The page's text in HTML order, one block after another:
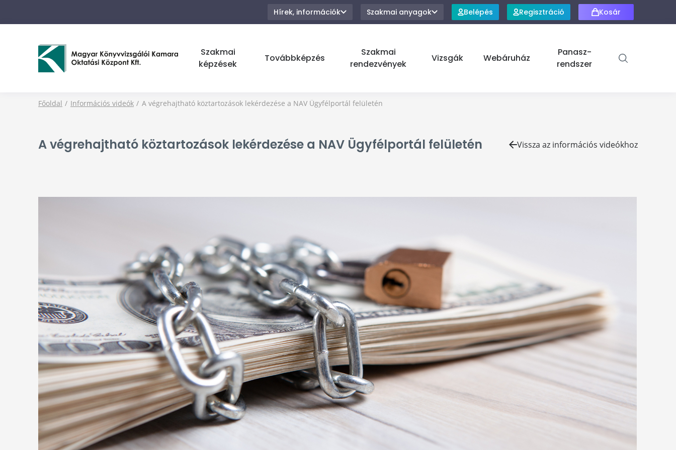
Hírek, információk Szakmai anyagok Belépés Regisztráció Kosár
Szakmai
képzések
Továbbképzés
Szakmai
rendezvények
Vizsgák Webáruház
Panasz-
rendszer
Főoldal Információs videók A végrehajtható köztartozások lekérdezése a NAV Ügyfélportál felületén
A végrehajtható köztartozások lekérdezése a NAV Ügyfélportál felületén Vissza az információs videókhoz